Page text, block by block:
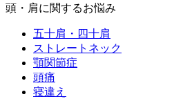
頭・肩に関するお悩み
五十肩・四十肩
ストレートネック
顎関節症
頭痛
寝違え